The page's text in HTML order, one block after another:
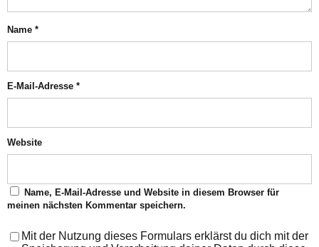
Name *
E-Mail-Adresse *
Website
Name, E-Mail-Adresse und Website in diesem Browser für
meinen nächsten Kommentar speichern.
Mit der Nutzung dieses Formulars erklärst du dich mit der